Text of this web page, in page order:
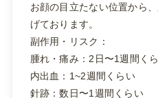
お顔の目立たない位置から
げております。
副作用・リスク：
腫れ・痛み：2日〜1週間く
内出血：1~2週間くらい
針跡：数日〜1週間くらい